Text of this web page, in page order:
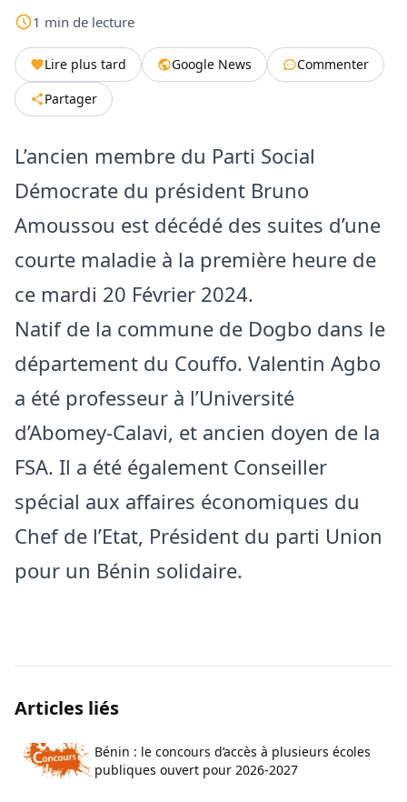
1 min de lecture
Lire plus tard Google News
Commenter
Partager
L’ancien membre du Parti Social
Démocrate du président Bruno
Amoussou est décédé des suites d’une
courte maladie à la première heure de
ce mardi 20 Février 2024.
Natif de la commune de Dogbo dans le
département du Couffo. Valentin Agbo
a été professeur à l’Université
d’Abomey-Calavi, et ancien doyen de la
FSA. Il a été également Conseiller
spécial aux affaires économiques du
Chef de l’Etat, Président du parti Union
pour un Bénin solidaire.
Articles liés
Bénin : le concours d’accès à plusieurs écoles
publiques ouvert pour 2026-2027